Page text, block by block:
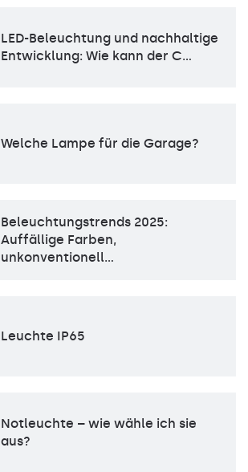
LED-Beleuchtung und nachhaltige
Entwicklung: Wie kann der C…
Welche Lampe für die Garage?
Beleuchtungstrends 2025:
Auffällige Farben,
unkonventionell…
Leuchte IP65
Notleuchte – wie wähle ich sie
aus?